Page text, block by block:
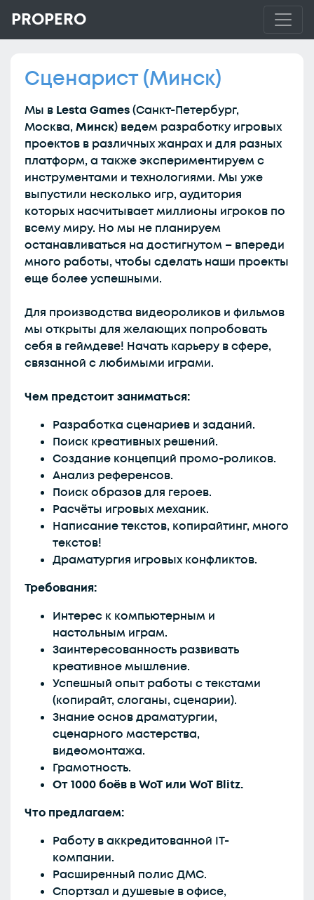
PROPERO
Сценарист (Минск)
Мы в Lesta Games(Санкт-Петербург,
Москва, Минск) ведем разработку игровых
проектов в различных жанрах и для разных
платформ, а также экспериментируем с
инструментами и технологиями. Мы уже
выпустили несколько игр, аудитория
которых насчитывает миллионы игроков по
всему миру. Но мы не планируем
останавливаться на достигнутом – впереди
много работы, чтобы сделать наши проекты
еще более успешными.
Для производства видеороликов и фильмов
мы открыты для желающих попробовать
себя в геймдеве! Начать карьеру в сфере,
связанной с любимыми играми.
Чем предстоит заниматься:
Разработка сценариев и заданий.
Поиск креативных решений.
Создание концепций промо-роликов.
Анализ референсов.
Поиск образов для героев.
Расчёты игровых механик.
Написание текстов, копирайтинг, много
текстов!
Драматургия игровых конфликтов.
Требования:
Интерес к компьютерным и
настольным играм.
Заинтересованность развивать
креативное мышление.
Успешный опыт работы с текстами
(копирайт, слоганы, сценарии).
Знание основ драматургии,
сценарного мастерства,
видеомонтажа.
Грамотность.
От 1000 боёв в WoT или WoT Blitz.
Что предлагаем:
Работу в аккредитованной IT-
компании.
Расширенный полис ДМС.
Спортзал и душевые в офисе,